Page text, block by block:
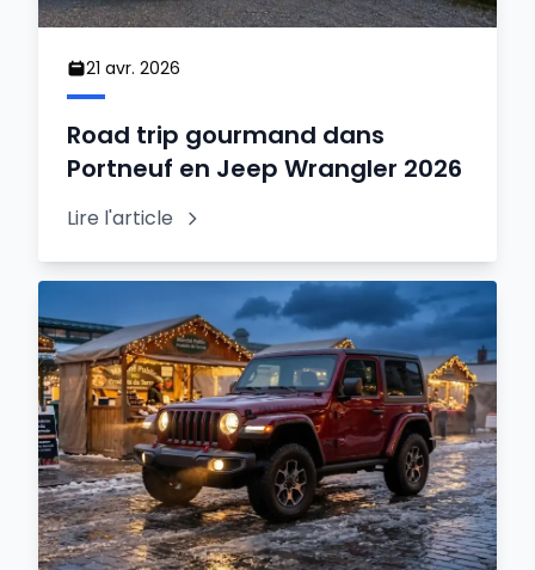
21 avr. 2026
Road trip gourmand dans
Portneuf en Jeep Wrangler 2026
Lire l'article